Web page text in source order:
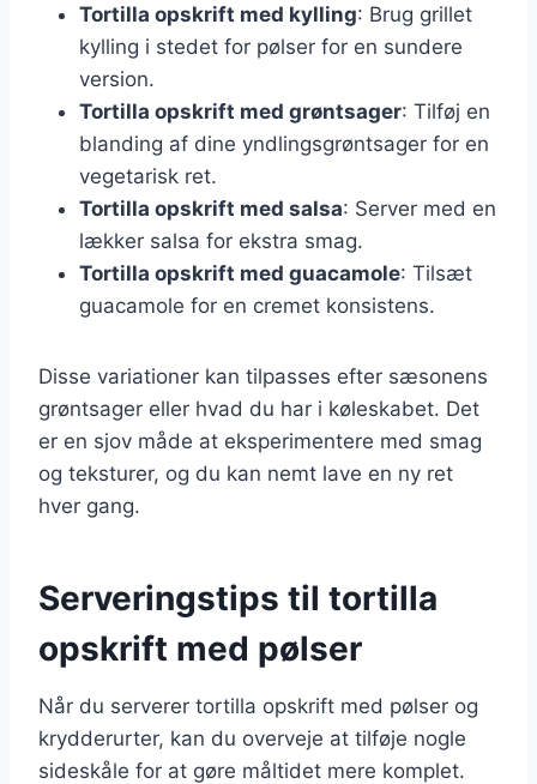
Tortilla opskrift med kylling: Brug grillet
kylling i stedet for pølser for en sundere
version.
Tortilla opskrift med grøntsager: Tilføj en
blanding af dine yndlingsgrøntsager for en
vegetarisk ret.
Tortilla opskrift med salsa: Server med en
lækker salsa for ekstra smag.
Tortilla opskrift med guacamole: Tilsæt
guacamole for en cremet konsistens.
Disse variationer kan tilpasses efter sæsonens
grøntsager eller hvad du har i køleskabet. Det
er en sjov måde at eksperimentere med smag
og teksturer, og du kan nemt lave en ny ret
hver gang.
Serveringstips til tortilla
opskrift med pølser
Når du serverer tortilla opskrift med pølser og
krydderurter, kan du overveje at tilføje nogle
sideskåle for at gøre måltidet mere komplet.